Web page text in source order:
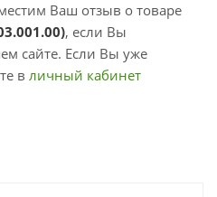
Ваш отзыв о товаре
, если Вы
сайте. Если Вы уже
в личный кабинет